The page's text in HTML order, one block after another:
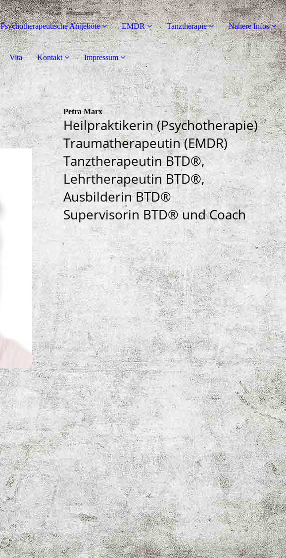
Psychotherapeutische Angebote EMDR Tanztherapie Nähere Infos
Vita Kontakt Impressum
Petra Marx
Heilpraktikerin (Psychotherapie)
Traumatherapeutin (EMDR)
Tanztherapeutin BTD®,
Lehrtherapeutin BTD®,
Ausbilderin BTD®
Supervisorin BTD® und Coach